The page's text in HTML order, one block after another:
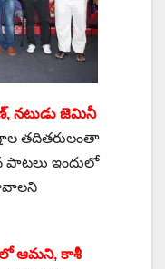
నటుడు జెమినీ
తదితరులంతా
పాటలు ఇందులో
ఆమని, కాశీ